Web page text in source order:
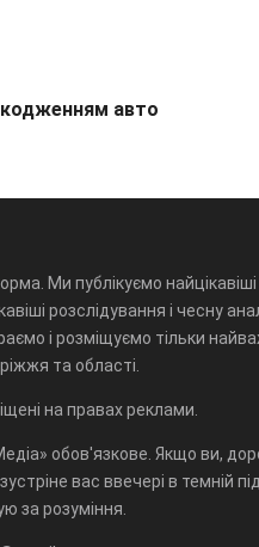
авто
Ми публікуємо
розслідування і чесну
і розміщуємо тільки
та області.
на правах реклами.
обов'язкове. Якщо ви,
вас ввечері в темній
за розуміння.